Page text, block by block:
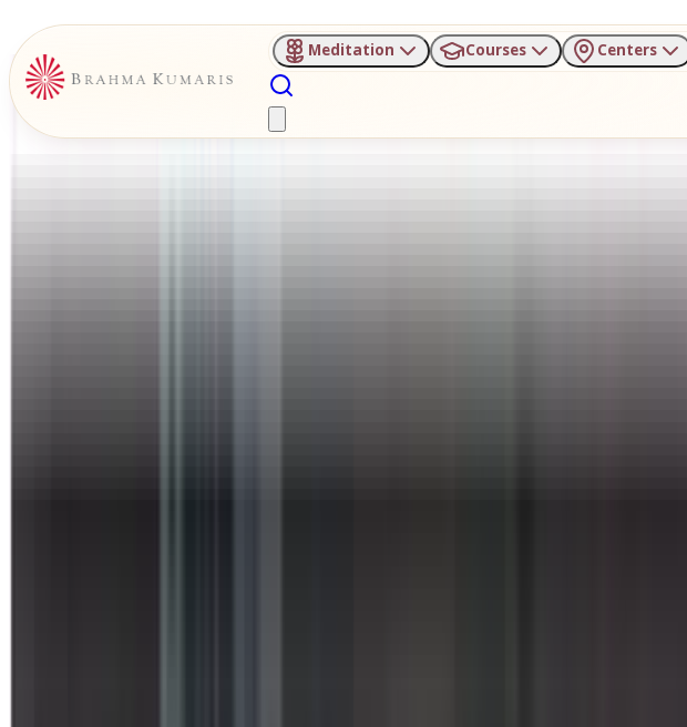
Meditation Courses Centers